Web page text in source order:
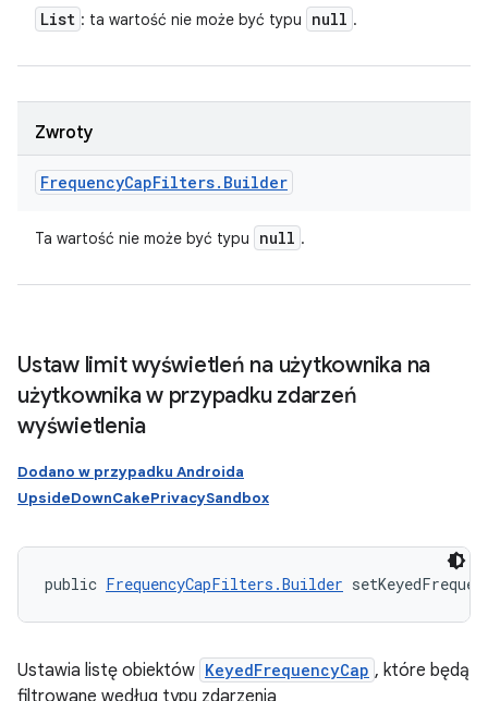
List : ta wartość nie może być typu null .
Zwroty
FrequencyCapFilters. Builder
Ta wartość nie może być typu null .
Ustaw limit wyświetleń na użytkownika na
użytkownika w przypadku zdarzeń
wyświetlenia
Dodano w przypadku Androida
UpsideDownCakePrivacySandbox
public FrequencyCapFilters.Builder
Ustawia listę obiektów KeyedFrequencyCap , które będą
filtrowane według typu zdarzenia